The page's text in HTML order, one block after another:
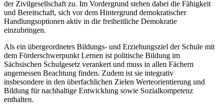
der Zivilgesellschaft zu. Im Vordergrund stehen dabei die Fähigkeit
und Bereitschaft, sich vor dem Hintergrund demokratischer
Handlungsoptionen aktiv in die freiheitliche Demokratie
einzubringen.
Als ein übergeordnetes Bildungs- und Erziehungsziel der Schule mit
dem Förderschwerpunkt Lernen ist politische Bildung im
Sächsischen Schulgesetz verankert und muss in allen Fächern
angemessen Beachtung finden. Zudem ist sie integrativ
insbesondere in den überfachlichen Zielen Werteorientierung und
Bildung für nachhaltige Entwicklung sowie Sozialkompetenz
enthalten.